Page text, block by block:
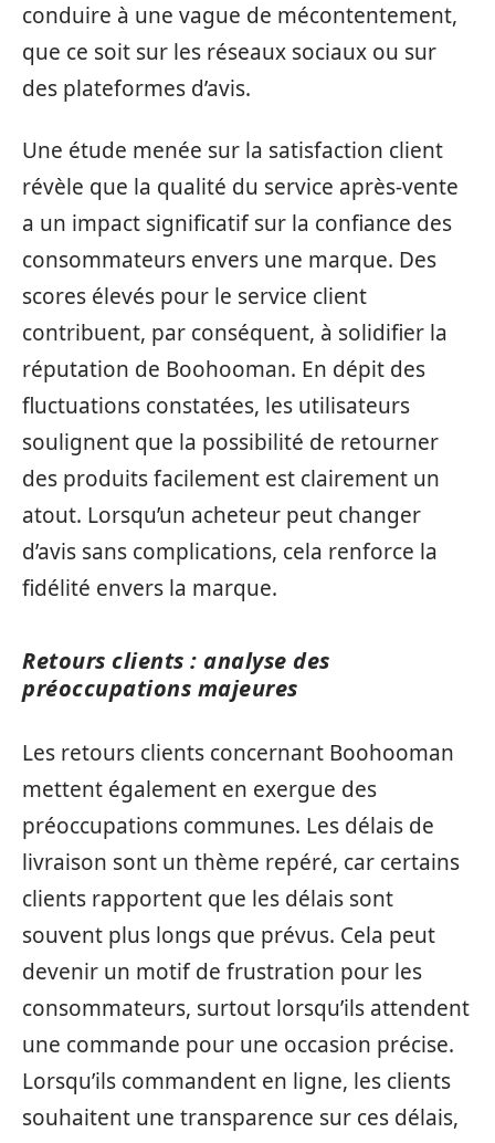
conduire à une vague de mécontentement,
que ce soit sur les réseaux sociaux ou sur
des plateformes d’avis.
Une étude menée sur la satisfaction client
révèle que la qualité du service après-vente
a un impact significatif sur la confiance des
consommateurs envers une marque. Des
scores élevés pour le service client
contribuent, par conséquent, à solidifier la
réputation de Boohooman. En dépit des
fluctuations constatées, les utilisateurs
soulignent que la possibilité de retourner
des produits facilement est clairement un
atout. Lorsqu’un acheteur peut changer
d’avis sans complications, cela renforce la
fidélité envers la marque.
Retours clients : analyse des
préoccupations majeures
Les retours clients concernant Boohooman
mettent également en exergue des
préoccupations communes. Les délais de
livraison sont un thème repéré, car certains
clients rapportent que les délais sont
souvent plus longs que prévus. Cela peut
devenir un motif de frustration pour les
consommateurs, surtout lorsqu’ils attendent
une commande pour une occasion précise.
Lorsqu’ils commandent en ligne, les clients
souhaitent une transparence sur ces délais,